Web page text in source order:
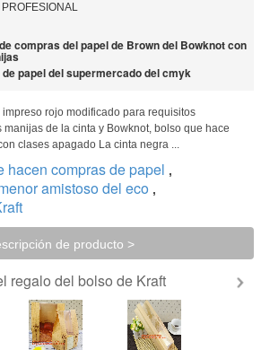
compras del papel de Brown del Bowknot con
papel del supermercado del cmyk
rojo modificado para requisitos
de la cinta y Bowknot, bolso que hace
clases apagado La cinta negra ...
hacen compras de papel ,
amistoso del eco ,
de producto >
regalo del bolso de Kraft